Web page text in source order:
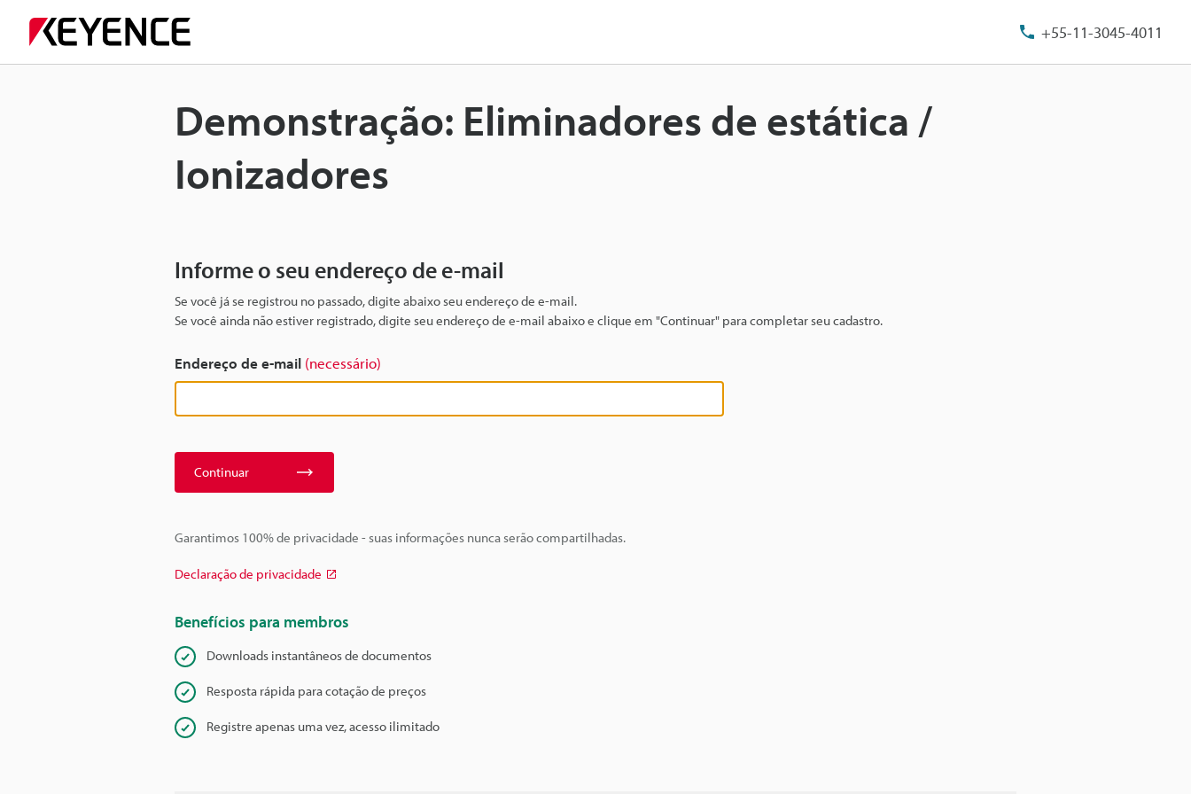
+55-11-3045-4011
Demonstração: Eliminadores de estática /
Ionizadores
Informe o seu endereço de e-mail
Se você já se registrou no passado, digite abaixo seu endereço de e-mail.
Se você ainda não estiver registrado, digite seu endereço de e-mail abaixo e clique em "Continuar" para completar seu cadastro.
Endereço de e-mail (necessário)
Continuar
Garantimos 100% de privacidade - suas informações nunca serão compartilhadas.
Declaração de privacidade
Benefícios para membros
Downloads instantâneos de documentos
Resposta rápida para cotação de preços
Registre apenas uma vez, acesso ilimitado